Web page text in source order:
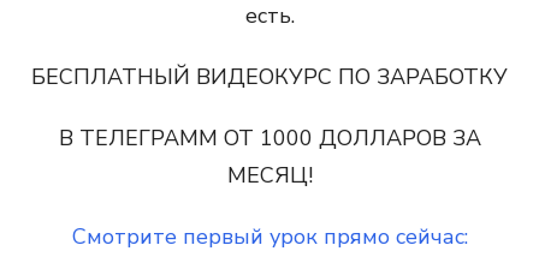
есть.
БЕСПЛАТНЫЙ ВИДЕОКУРС ПО ЗАРАБОТКУ
В ТЕЛЕГРАММ ОТ 1000 ДОЛЛАРОВЗА
МЕСЯЦ!
Смотрите первый урок прямо сейчас: